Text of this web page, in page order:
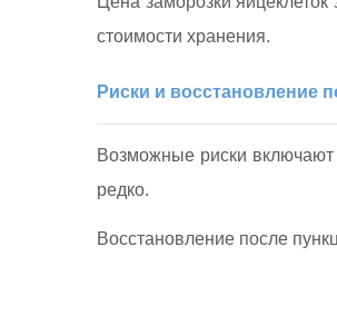
стоимости хранения.
Риски и восстановление
Возможные риски включают
редко.
Восстановление после